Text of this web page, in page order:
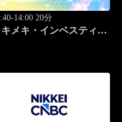
14:00 20分
キメキ・インベスティン